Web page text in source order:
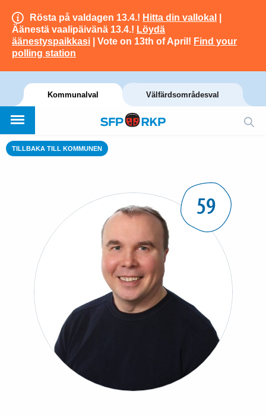
Rösta på valdagen 13.4.! Hitta din vallokal
Äänestä vaalipäivänä 13.4.! Löydä
äänestyspaikkasi | Vote on 13th of April! Find your
polling station
Kommunalval Välfärdsområdesval
TILLBAKA TILL KOMMUNEN
59